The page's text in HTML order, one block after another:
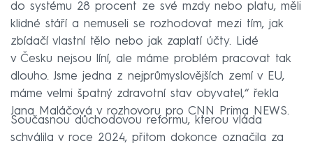
do systému 28 procent ze své mzdy nebo platu, měli
klidné stáří a nemuseli se rozhodovat mezi tím, jak
zbídačí vlastní tělo nebo jak zaplatí účty. Lidé
v Česku nejsou líní, ale máme problém pracovat tak
dlouho. Jsme jedna z nejprůmyslovějších zemí v EU,
máme velmi špatný zdravotní stav obyvatel,“ řekla
Jana Maláčová v rozhovoru pro CNN Prima NEWS.
Současnou důchodovou reformu, kterou vláda
schválila v roce 2024, přitom dokonce označila za